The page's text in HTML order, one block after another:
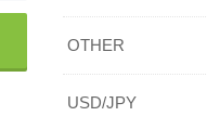
OTHER
USD/JPY